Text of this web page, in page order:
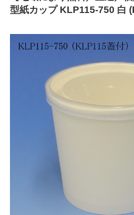
型紙カップ KLP115-750 白